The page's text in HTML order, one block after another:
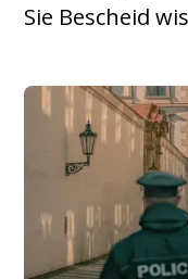
Sie Bescheid